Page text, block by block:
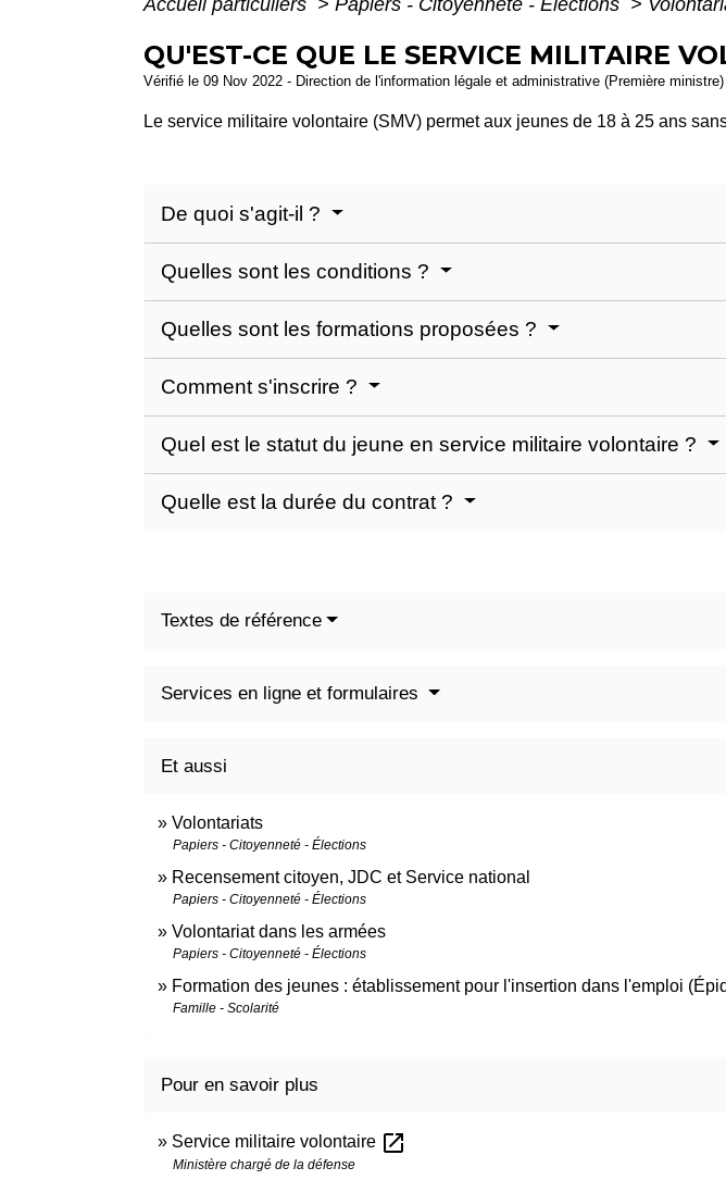
QU'EST-CE QUE LE SERVICE MILITAIRE
Vérifié le 09 Nov 2022 - Direction de l'information légale et administrative (Première ministre)
Le service militaire volontaire (SMV) permet aux jeunes de 18 à 25 ans
De quoi s'agit-il ?
Quelles sont les conditions ?
Quelles sont les formations proposées ?
Comment s'inscrire ?
Quel est le statut du jeune en service militaire volontaire ?
Quelle est la durée du contrat ?
Textes de référence
Services en ligne et formulaires
Et aussi
Volontariats
Papiers - Citoyenneté - Élections
Recensement citoyen, JDC et Service national
Papiers - Citoyenneté - Élections
Volontariat dans les armées
Papiers - Citoyenneté - Élections
Formation des jeunes : établissement pour l'insertion dans l'emploi
Famille - Scolarité
Pour en savoir plus
Service militaire volontaire open_in_new
Ministère chargé de la défense